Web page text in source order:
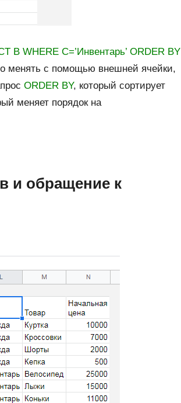
B WHERE C=’Инвентарь’ ORDER BY
менять с помощью внешней ячейки,
ORDER BY, который сортирует
меняет порядок на
и обращение к